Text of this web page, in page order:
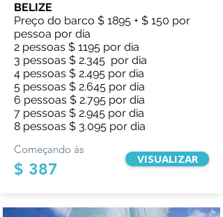
BELIZE
Preço do barco $ 1895 + $ 150 por
pessoa por dia
2 pessoas $ 1195 por dia
3 pessoas $ 2.345 por dia
4 pessoas $ 2.495 por dia
5 pessoas $ 2.645 por dia
6 pessoas $ 2.795 por dia
7 pessoas $ 2.945 por dia
8 pessoas $ 3.095 por dia
Começando às
$ 387
VISUALIZAR